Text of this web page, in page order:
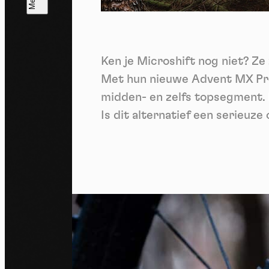
Ken je Microshift nog niet?
Met hun nieuwe Advent MX
midden- en zelfs
Is dit alternatief een
Ik